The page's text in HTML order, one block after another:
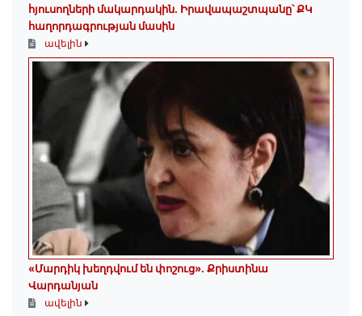
հյուսողների մակարդակին․ Իրավապաշտպանը՝ ՔԿ
հաղորդագրության մասին
ավելին
«Մարդիկ խեղդվում են փոշուց»․ Քրիստինա
Վարդանյան
ավելին